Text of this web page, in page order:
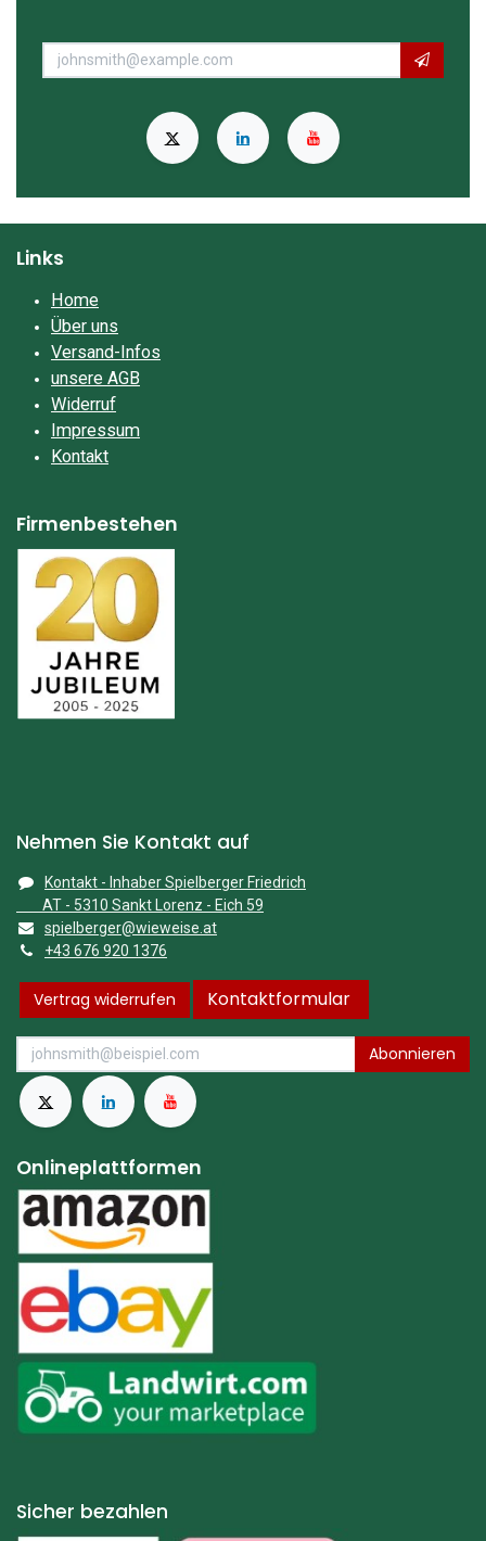
Links
Home
Über uns
Versand-Infos
unsere AGB
Widerruf
Impressum​
Kontakt
Firmenbestehen
Nehmen Sie Kontakt auf
Kontakt - Inhaber Spielberger Friedrich
AT - 5310 Sankt Lorenz - Eich 59
spielberger@wieweise.at
+43 676 920 1376
Vertrag widerrufen Kontaktformular
Abonnieren
Onlineplattformen
Sicher bezahlen